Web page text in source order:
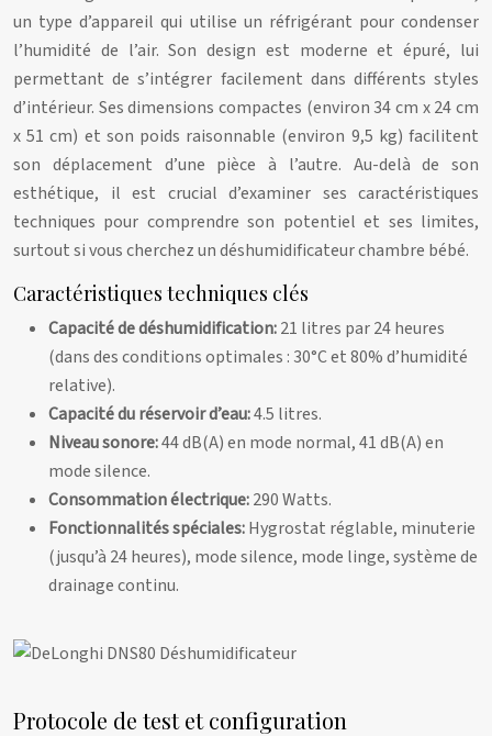
un type d’appareil qui utilise un réfrigérant pour condenser
l’humidité de l’air. Son design est moderne et épuré, lui
permettant de s’intégrer facilement dans différents styles
d’intérieur. Ses dimensions compactes (environ 34 cm x 24 cm
x 51 cm) et son poids raisonnable (environ 9,5 kg) facilitent
son déplacement d’une pièce à l’autre. Au-delà de son
esthétique, il est crucial d’examiner ses caractéristiques
techniques pour comprendre son potentiel et ses limites,
surtout si vous cherchez un déshumidificateur chambre bébé.
Caractéristiques techniques clés
Capacité de déshumidification:21 litres par 24 heures
(dans des conditions optimales : 30°C et 80% d’humidité
relative).
Capacité du réservoir d’eau:4.5 litres.
Niveau sonore:44 dB(A) en mode normal, 41 dB(A) en
mode silence.
Consommation électrique:290 Watts.
Fonctionnalités spéciales:Hygrostat réglable, minuterie
(jusqu’à 24 heures), mode silence, mode linge, système de
drainage continu.
Protocole de test et configuration